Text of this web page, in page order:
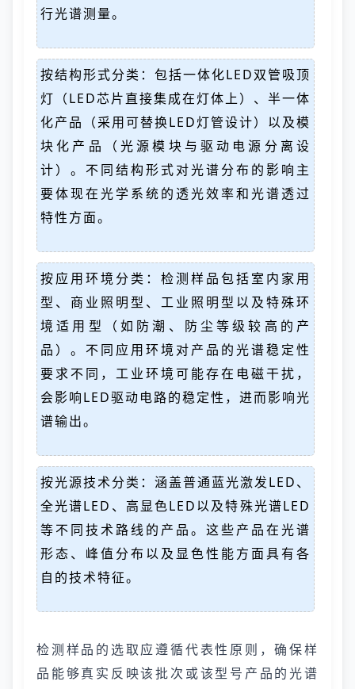
行光谱测量。
按结构形式分类：包括一体化LED双管吸顶
灯（LED芯片直接集成在灯体上）、半一体
化产品（采用可替换LED灯管设计）以及模
块化产品（光源模块与驱动电源分离设
计）。不同结构形式对光谱分布的影响主
要体现在光学系统的透光效率和光谱透过
特性方面。
按应用环境分类：检测样品包括室内家用
型、商业照明型、工业照明型以及特殊环
境适用型（如防潮、防尘等级较高的产
品）。不同应用环境对产品的光谱稳定性
要求不同，工业环境可能存在电磁干扰，
会影响LED驱动电路的稳定性，进而影响光
谱输出。
按光源技术分类：涵盖普通蓝光激发LED、
全光谱LED、高显色LED以及特殊光谱LED
等不同技术路线的产品。这些产品在光谱
形态、峰值分布以及显色性能方面具有各
自的技术特征。
检测样品的选取应遵循代表性原则，确保样
品能够真实反映该批次或该型号产品的光谱